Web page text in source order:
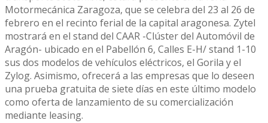
Motormecánica Zaragoza, que se celebra del 23 al 26 de
febrero en el recinto ferial de la capital aragonesa. Zytel
mostrará en el stand del CAAR -Clúster del Automóvil de
Aragón- ubicado en el Pabellón 6, Calles E-H/ stand 1-10
sus dos modelos de vehículos eléctricos, el Gorila y el
Zylog. Asimismo, ofrecerá a las empresas que lo deseen
una prueba gratuita de siete días en este último modelo
como oferta de lanzamiento de su comercialización
mediante leasing.